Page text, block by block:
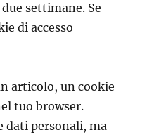
settimane. Se
di accesso
articolo, un cookie
tuo browser.
dati personali, ma